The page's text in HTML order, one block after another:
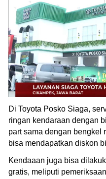
Di Toyota Posko Siaga,
ringan kendaraan dengan
part sama dengan bengkel
bisa mendapatkan diskon
Kendaaan juga bisa
gratis, meliputi